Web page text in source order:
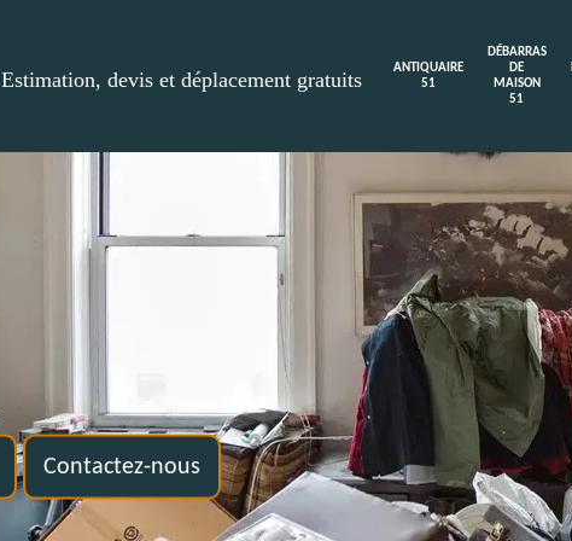
Estimation, devis et déplacement gratuits
ANTIQUAIRE
51
DÉBARRAS
DE
MAISON
51
Contactez-nous